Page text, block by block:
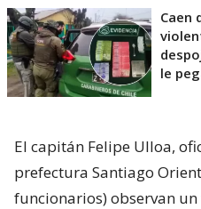
Caen
le
El capitán Felipe Ulloa,
prefectura Santiago
funcionarios) observan